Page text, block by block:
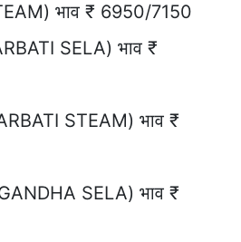
भाव ₹ 6950/7150
SELA) भाव ₹
STEAM) भाव ₹
SELA) भाव ₹